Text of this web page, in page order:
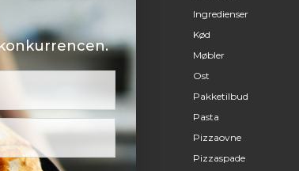
Ingredienser
Kød
Møbler
Ost
Pakketilbud
Pasta
Pizzaovne
Pizzaspade